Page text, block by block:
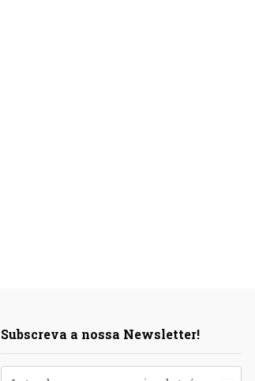
Subscreva a nossa Newsletter!